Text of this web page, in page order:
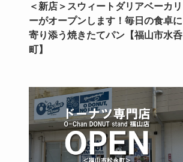
＜新店＞スウィートダリアベーカリ
ーがオープンします！毎日の食卓に
寄り添う焼きたてパン【福山市水呑
町】